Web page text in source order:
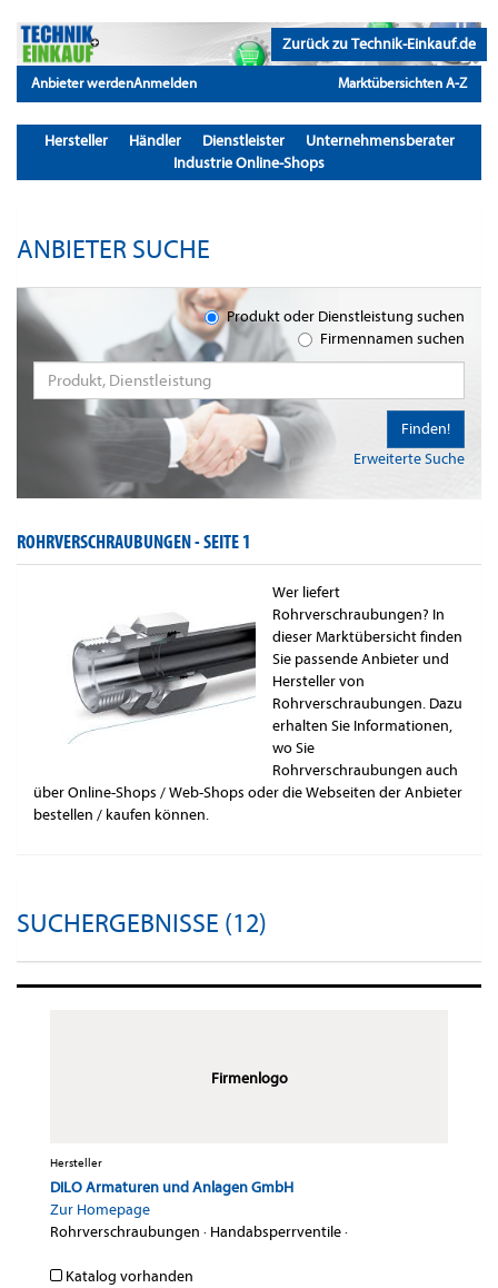
Zurück zu Technik-Einkauf.de
Anbieter werdenAnmelden Marktübersichten A-Z
Hersteller Händler Dienstleister
Unternehmensberater
Industrie Online-Shops
ANBIETER SUCHE
Produkt oder Dienstleistung suchen
Firmennamen suchen
Erweiterte Suche
Finden!
ROHRVERSCHRAUBUNGEN -SEITE 1
Wer liefert
Rohrverschraubungen? In
dieser Marktübersicht finden
Sie passende Anbieter und
Hersteller von
Rohrverschraubungen. Dazu
erhalten Sie Informationen,
wo Sie
Rohrverschraubungen auch
über Online-Shops / Web-Shops oder die Webseiten der Anbieter
bestellen / kaufen können.
SUCHERGEBNISSE (12)
Firmenlogo
Hersteller
DILO Armaturen und Anlagen GmbH
Zur Homepage
Rohrverschraubungen · Handabsperrventile·
Katalog vorhanden